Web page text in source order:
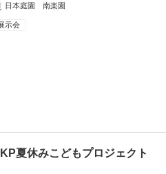
日本庭園 南楽園
示会
夏休みこどもプロジェクト